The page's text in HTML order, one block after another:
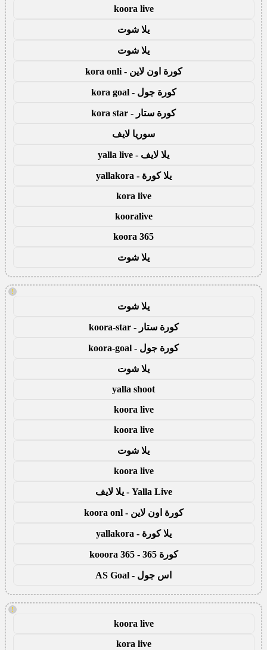
koora live
يلا شوت
يلا شوت
كورة اون لاين - kora onli
كورة جول - kora goal
كورة ستار - kora star
سوريا لايف
يلا لايف - yalla live
يلا كورة - yallakora
kora live
kooralive
koora 365
يلا شوت
!
يلا شوت
كورة ستار - koora-star
كورة جول - koora-goal
يلا شوت
yalla shoot
koora live
koora live
يلا شوت
koora live
Yalla Live - يلا لايف
كورة اون لاين - koora onl
يلا كورة - yallakora
كورة 365 - kooora 365
اس جول - AS Goal
!
koora live
kora live